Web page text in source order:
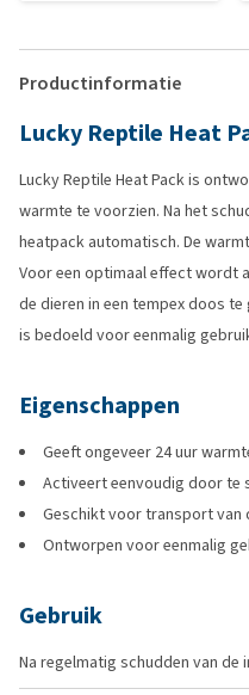
Productinformatie
Lucky Reptile Heat
Lucky Reptile Heat Pack is
warmte te voorzien. Na het
heatpack automatisch. De
Voor een optimaal effect wordt
de dieren in een tempex doos te
is bedoeld voor eenmalig
Eigenschappen
Geeft ongeveer 24 uur
Activeert eenvoudig door te
Geschikt voor transport van
Ontworpen voor eenmalig
Gebruik
Na regelmatig schudden van